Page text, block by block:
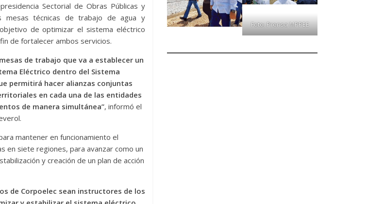
Sectorial de Obras Públicas y
mesas técnicas de trabajo de agua y
de optimizar el sistema eléctrico
de fortalecer ambos servicios.
de trabajo que va a establecer un
Eléctrico dentro del Sistema
permitirá hacer alianzas conjuntas
en cada una de las entidades
de manera simultánea”, informó el
mantener en funcionamiento el
en siete regiones, para avanzar como un
y creación de un plan de acción
de Corpoelec sean instructores de los
Foto: Prensa MPPEE